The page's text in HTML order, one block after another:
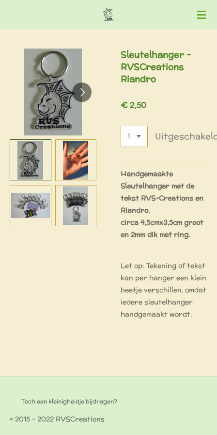
hoofdinhoud
Sleutelhanger -
RVSCreations
Riandro
€ 2,50
Handgemaakte
Sleutelhanger met de
tekst RVS-Creations en
Riandro.
circa 4,5cmx3,5cm groot
en 2mm dik met ring.
Let op: Tekening of tekst
kan per hanger een klein
beetje verschillen, omdat
iedere sleutelhanger
handgemaakt wordt.
Toch een kleinigheidje bijdragen?
© 2015 - 2022 RVSCreations